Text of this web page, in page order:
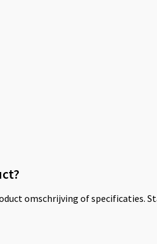
omschrijving of specificaties.